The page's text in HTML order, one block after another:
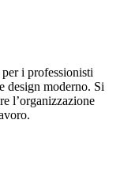
i professionisti
design moderno. Si
l’organizzazione